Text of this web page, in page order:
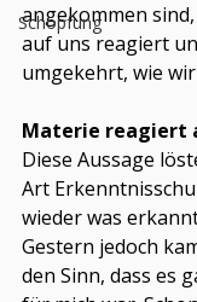
Schöpfung
angekommen
auf uns reagiert
umgekehrt, wie
Materie reagiert
Diese Aussage
Art
wieder was
Gestern jedoch
den Sinn, dass es